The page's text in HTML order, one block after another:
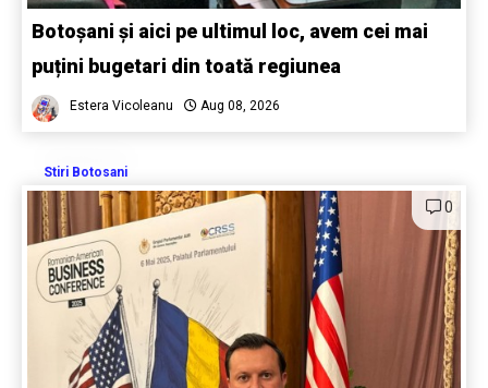
Botoșani și aici pe ultimul loc, avem cei mai
puțini bugetari din toată regiunea
Estera Vicoleanu Aug 08, 2026
Stiri Botosani
0